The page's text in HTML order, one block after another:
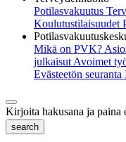
Potilasvakuutus
Koulutustilaisuudet
Mikä on PVK?
julkaisut Avoimet
Evästeetön seuranta
Kirjoita hakusana ja paina